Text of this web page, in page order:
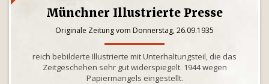
Münchner Illustrierte Presse
Originale Zeitung vom Donnerstag, 26.09.1935
reich bebilderte Illustrierte mit Unterhaltungsteil, die das
Zeitgeschehen sehr gut widerspiegelt. 1944 wegen
Papiermangels eingestellt.